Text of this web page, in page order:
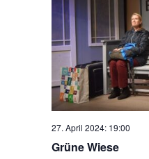
27. April 2024: 19:00
Grüne Wiese